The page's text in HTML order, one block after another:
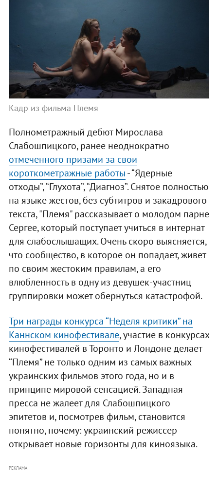
Кадр из фильма Племя
Полнометражный дебют Мирослава
Слабошпицкого, ранее неоднократно
отмеченного призами за свои
короткометражные работы- “Ядерные
отходы”, “Глухота”, “Диагноз”. Снятое полностью
на языке жестов, без субтитров и закадрового
текста, "Племя" рассказывает о молодом парне
Сергее, который поступает учиться в интернат
для слабослышащих. Очень скоро выясняется,
что сообщество, в которое он попадает, живет
по своим жестоким правилам, а его
влюбленность в одну из девушек-участниц
группировки может обернуться катастрофой.
Три награды конкурса “Неделя критики” на
Каннском кинофестивале, участие в конкурсах
кинофестивалей в Торонто и Лондоне делает
“Племя” не только одним из самых важных
украинских фильмов этого года, но и в
принципе мировой сенсацией. Западная
пресса не жалеет для Слабошпицкого
эпитетов и, посмотрев фильм, становится
понятно, почему: украинский режиссер
открывает новые горизонты для киноязыка.
РЕКЛАМА